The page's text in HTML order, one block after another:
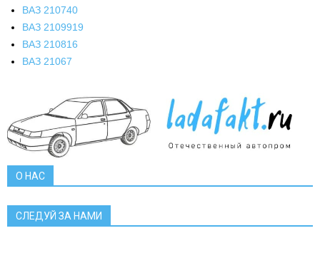
ВАЗ 210740
ВАЗ 2109919
ВАЗ 210816
ВАЗ 21067
О НАС
СЛЕДУЙ ЗА НАМИ